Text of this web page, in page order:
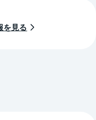
を見る